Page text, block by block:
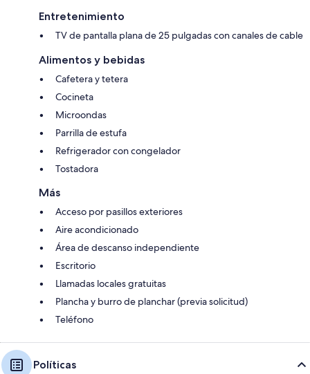
Entretenimiento
TV de pantalla plana de 25 pulgadas con canales de cable
Alimentos y bebidas
Cafetera y tetera
Cocineta
Microondas
Parrilla de estufa
Refrigerador con congelador
Tostadora
Más
Acceso por pasillos exteriores
Aire acondicionado
Área de descanso independiente
Escritorio
Llamadas locales gratuitas
Plancha y burro de planchar (previa solicitud)
Teléfono
Políticas